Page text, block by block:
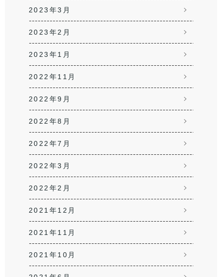
2023年3月
2023年2月
2023年1月
2022年11月
2022年9月
2022年8月
2022年7月
2022年3月
2022年2月
2021年12月
2021年11月
2021年10月